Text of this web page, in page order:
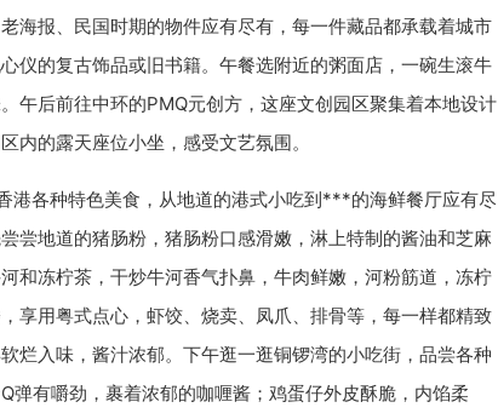
海报、民国时期的物件应有尽有，每一件藏品都承载着城市
仪的复古饰品或旧书籍。午餐选附近的粥面店，一碗生滚牛
午后前往中环的PMQ元创方，这座文创园区聚集着本地设计
内的露天座位小坐，感受文艺氛围。
港各种特色美食，从地道的港式小吃到***的海鲜餐厅应有尽
尝地道的猪肠粉，猪肠粉口感滑嫩，淋上特制的酱油和芝麻
和冻柠茶，干炒牛河香气扑鼻，牛肉鲜嫩，河粉筋道，冻柠
享用粤式点心，虾饺、烧卖、凤爪、排骨等，每一样都精致
烂入味，酱汁浓郁。下午逛一逛铜锣湾的小吃街，品尝各种
有嚼劲，裹着浓郁的咖喱酱；鸡蛋仔外皮酥脆，内馅柔